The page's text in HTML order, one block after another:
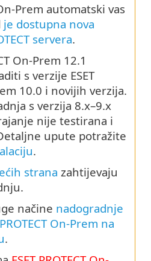
On-Prem automatski vas
je dostupna nova
servera.
On-Prem 12.1
s verzije ESET
10.0 i novijih verzija.
s verzija 8.x–9.x
nije testirana i
upute potražite
.
strana zahtijevaju
načine nadogradnje
On-Prem na
.